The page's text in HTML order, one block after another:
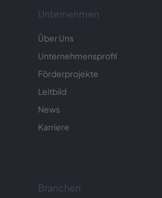
Unternehmen
Über Uns
Unternehmensprofil
Förderprojekte
Leitbild
News
Karriere
Branchen